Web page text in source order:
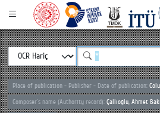
Place of publication - Publisher - Date of publication:
Composer`s name (Authority record): Çallıoğlu, Ahmet